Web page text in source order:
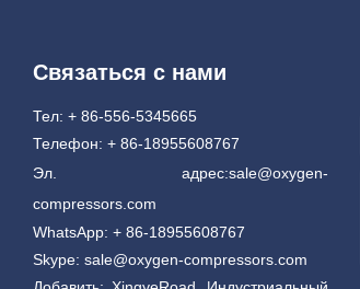
Связаться с нами
Тел: + 86-556-5345665
Телефон: + 86-18955608767
Эл. адрес:sale@oxygen-
compressors.com
WhatsApp: + 86-18955608767
Skype: sale@oxygen-compressors.com